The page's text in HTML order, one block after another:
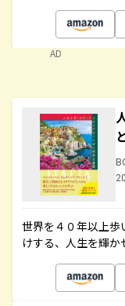
AD
世界を４０年以上歩
けする、人生を輝